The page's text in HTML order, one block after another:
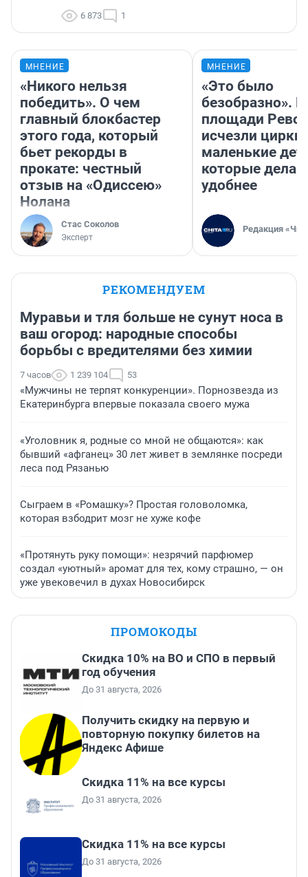
6 873 1
МНЕНИЕ
«Никого нельзя
победить». О чем
главный блокбастер
этого года, который
бьет рекорды в
прокате: честный
отзыв на «Одиссею»
Нолана
Стас Соколов
Эксперт
МНЕНИЕ
«Это было
безобразно».
площади
исчезли цирки
маленькие
которые
удобнее
Редакция
РЕКОМЕНДУЕМ
Муравьи и тля больше не сунут носа в
ваш огород: народные способы
борьбы с вредителями без химии
7 часов 1 239 104 53
«Мужчины не терпят конкуренции». Порнозвезда из
Екатеринбурга впервые показала своего мужа
«Уголовник я, родные со мной не общаются»: как
бывший «афганец» 30 лет живет в землянке посреди
леса под Рязанью
Сыграем в «Ромашку»? Простая головоломка,
которая взбодрит мозг не хуже кофе
«Протянуть руку помощи»: незрячий парфюмер
создал «уютный» аромат для тех, кому страшно, — он
уже увековечил в духах Новосибирск
ПРОМОКОДЫ
Скидка 10% на ВО и СПО в первый
год обучения
До 31 августа, 2026
Получить скидку на первую и
повторную покупку билетов на
Яндекс Афише
Скидка 11% на все курсы
До 31 августа, 2026
Скидка 11% на все курсы
До 31 августа, 2026